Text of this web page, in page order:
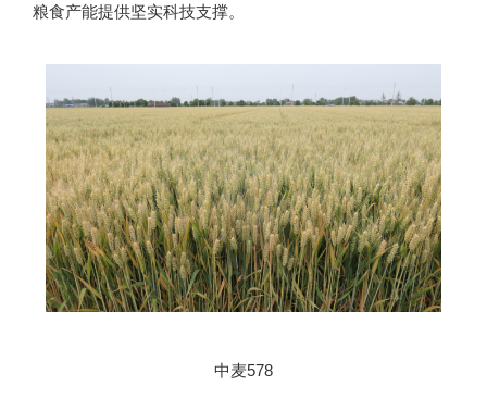
粮食产能提供坚实科技支撑。
中麦578